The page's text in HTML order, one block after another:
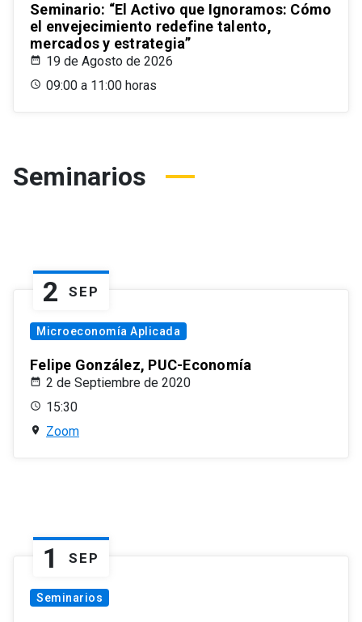
Seminario: “El Activo que Ignoramos: Cómo
el envejecimiento redefine talento,
mercados y estrategia”
19 de Agosto de 2026
09:00 a 11:00 horas
Seminarios
2 SEP
Microeconomía Aplicada
Felipe González, PUC-Economía
2 de Septiembre de 2020
15:30
Zoom
1 SEP
Seminarios